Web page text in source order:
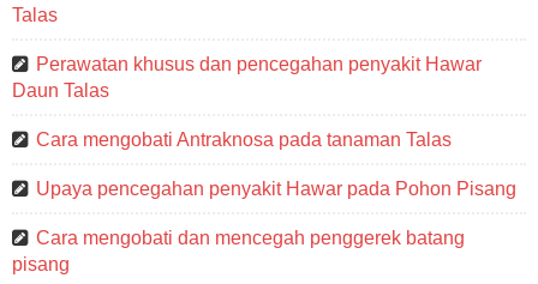
Talas
Perawatan khusus dan pencegahan penyakit Hawar
Daun Talas
Cara mengobati Antraknosa pada tanaman Talas
Upaya pencegahan penyakit Hawar pada Pohon Pisang
Cara mengobati dan mencegah penggerek batang
pisang